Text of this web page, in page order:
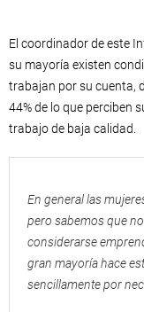
El coordinador de este
su mayoría existen
trabajan por su cuenta,
44% de lo que perciben
trabajo de baja calidad.
En general las
pero sabemos que
considerarse
gran mayoría hace
sencillamente por